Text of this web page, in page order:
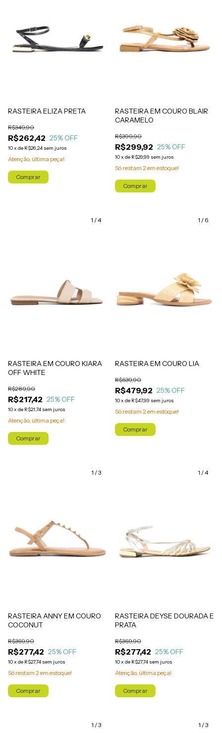
RASTEIRA ELIZA PRETA
R$262,42
R$349,90
25% OFF
10x de R$26,24 sem juros
Atenção, última peça!
Comprar
RASTEIRA EM COURO BLAIR
CARAMELO
R$299,92
R$399,90
25% OFF
10x de R$29,99 sem juros
Só restam 2 em estoque!
Comprar
1 /4
RASTEIRA EM COURO KIARA
OFF WHITE
R$217,42
R$289,90
25% OFF
10x de R$21,74 sem juros
Atenção, última peça!
Comprar
1 / 6
RASTEIRA EM COURO LIA
R$479,92
R$639,90
25% OFF
10x de R$47,99 sem juros
Só restam 2 em estoque!
Comprar
1 /3
RASTEIRA ANNY EM COURO
COCONUT
R$277,42
R$369,90
25% OFF
10x de R$27,74 sem juros
Só restam 2em estoque!
Comprar
1 /4
RASTEIRA DEYSE DOURADA E
PRATA
R$277,42
R$369,90
25% OFF
10x de R$27,74 sem juros
Atenção, última peça!
Comprar
1 /3 1 /3